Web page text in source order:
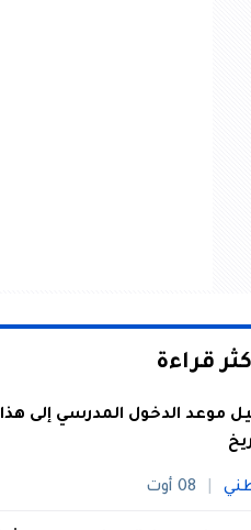
قراءة
موعد الدخول المدرسي إلى هذا
08 أوت